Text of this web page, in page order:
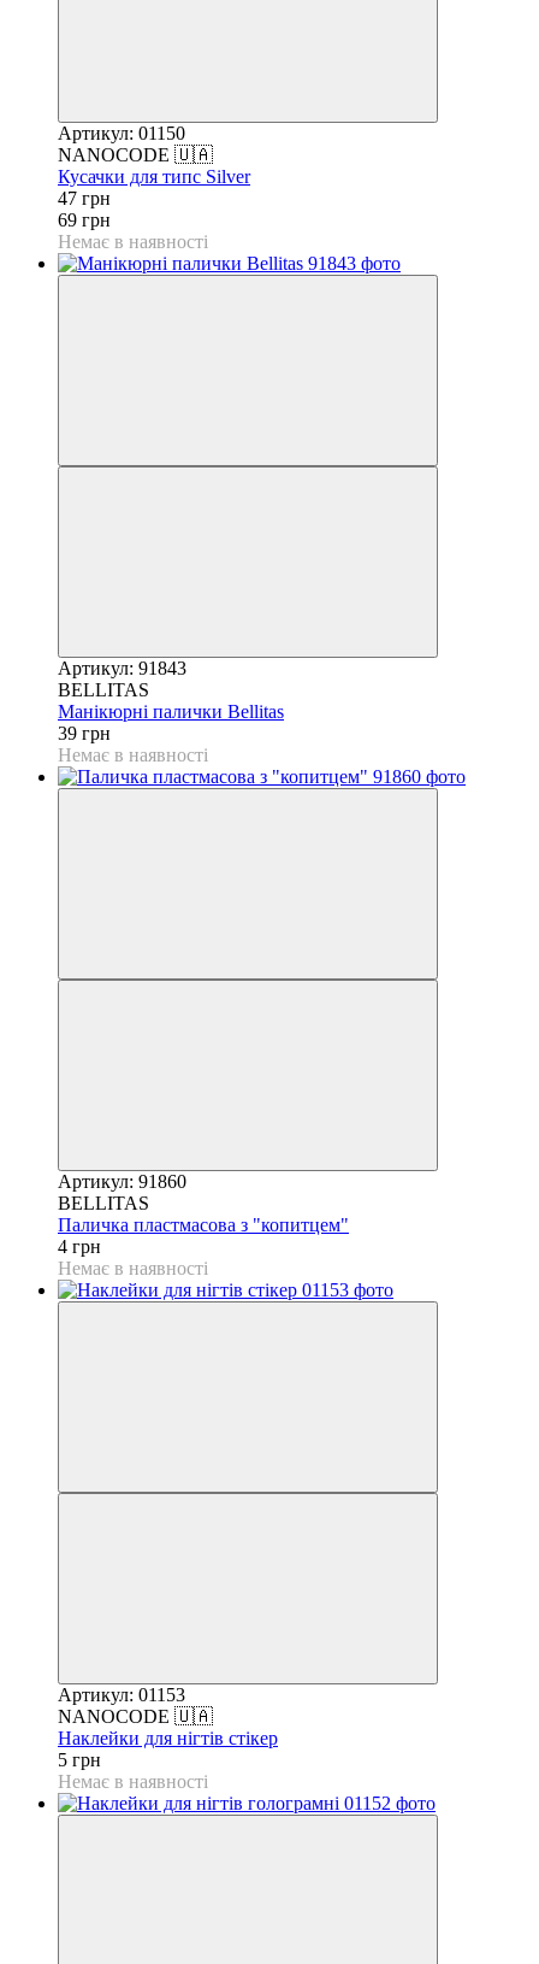
Артикул: 01150
NANOCODE 🇺🇦
Кусачки для типс Silver
47 грн
69 грн
Немає в наявності
Артикул: 91843
BELLITAS
Манікюрні палички Bellitas
39 грн
Немає в наявності
Артикул: 91860
BELLITAS
Паличка пластмасова з "копитцем"
4 грн
Немає в наявності
Артикул: 01153
NANOCODE 🇺🇦
Наклейки для нігтів стікер
5 грн
Немає в наявності